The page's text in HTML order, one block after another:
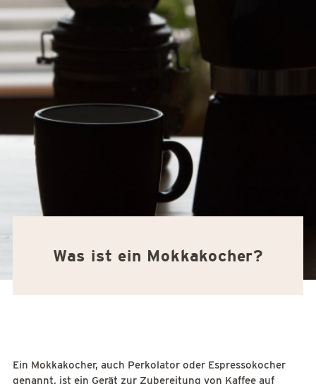
Was ist ein Mokkakocher?
Ein Mokkakocher, auch Perkolator oder Espressokocher
genannt, ist ein Gerät zur Zubereitung von Kaffee auf